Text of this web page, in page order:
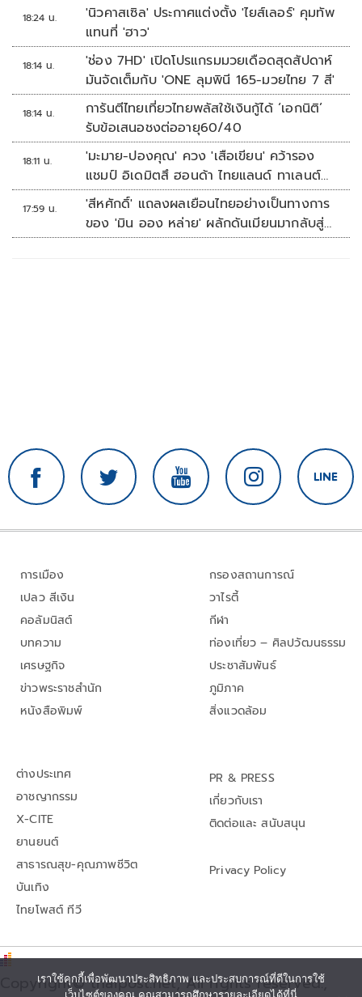
18:24 น.
'นิวคาสเซิล' ประกาศแต่งตั้ง 'ไยส์เลอร์' คุมทัพ
แทนที่ 'ฮาว'
18:14 น.
'ช่อง 7HD' เปิดโปรแกรมมวยเดือดสุดสัปดาห์
มันจัดเต็มกับ 'ONE ลุมพินี 165-มวยไทย 7 สี'
18:14 น.
การันตีไทยเที่ยวไทยพลัสใช้เงินกู้ได้ ‘เอกนิติ’
รับข้อเสนอชงต่ออายุ60/40
18:11 น.
'มะมาย-ปองคุณ' ควง 'เสือเขียน' คว้ารอง
แชมป์ อิเดมิตสึ ฮอนด้า ไทยแลนด์ ทาเลนต์
คัพ สนาม 3
17:59 น.
'สีหศักดิ์' แถลงผลเยือนไทยอย่างเป็นทางการ
ของ 'มิน ออง หล่าย' ผลักดันเมียนมากลับสู่
อาเซียน
การเมือง
เปลว สีเงิน
คอลัมนิสต์
บทความ
เศรษฐกิจ
ข่าวพระราชสำนัก
หนังสือพิมพ์
กรองสถานการณ์
วาไรตี้
กีฬา
ท่องเที่ยว – ศิลปวัฒนธรรม
ประชาสัมพันธ์
ภูมิภาค
สิ่งแวดล้อม
ต่างประเทศ
อาชญากรรม
X-CITE
ยานยนต์
สาธารณสุข-คุณภาพชีวิต
บันเทิง
ไทยโพสต์ ทีวี
PR & PRESS
เกี่ยวกับเรา
ติดต่อและ สนับสนุน
Privacy Policy
Copyright© thaipost.net, All rights reserved.,
เราใช้คุกกี้เพื่อพัฒนาประสิทธิภาพ และประสบการณ์ที่ดีในการใช้